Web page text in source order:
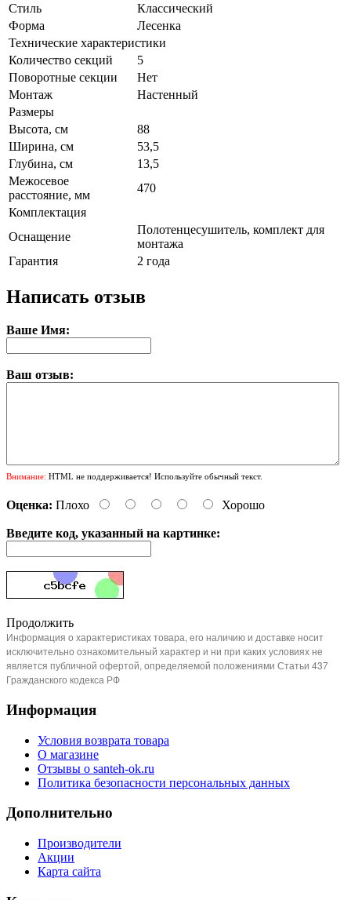
Стиль
Классический
Форма
Лесенка
Технические характеристики
Количество секций
5
Поворотные секции
Нет
Монтаж
Настенный
Размеры
Высота, см
88
Ширина, см
53,5
Глубина, см
13,5
Межосевое
расстояние, мм
470
Комплектация
Оснащение
Полотенцесушитель, комплект для
монтажа
Гарантия
2 года
Написать отзыв
Ваше Имя:
Ваш отзыв:
Внимание: HTML не поддерживается! Используйте обычный текст.
Оценка: Плохо Хорошо
Введите код, указанный на картинке:
Продолжить
Информация о характеристиках товара, его наличию и доставке носит
исключительно ознакомительный характер и ни при каких условиях не
является публичной офертой, определяемой положениями Статьи 437
Гражданского кодекса РФ
Информация
Условия возврата товара
О магазине
Отзывы о santeh-ok.ru
Политика безопасности персональных данных
Дополнительно
Производители
Акции
Карта сайта